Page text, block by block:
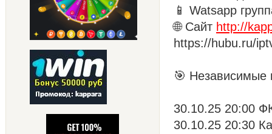
📱 Watsapp
🌐 Сайт http://
https://hubu.ru/
🎯 Независимые
30.10.25 20:00
30.10.25 20:30